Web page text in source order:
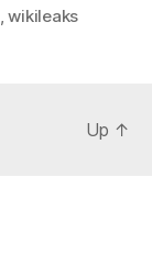
,wikileaks
Up ↑